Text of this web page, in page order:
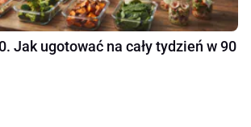
Jak ugotować na cały tydzień w 90